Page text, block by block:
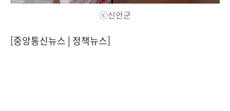
ⓒ신안군
[중앙통신뉴스│정책뉴스]